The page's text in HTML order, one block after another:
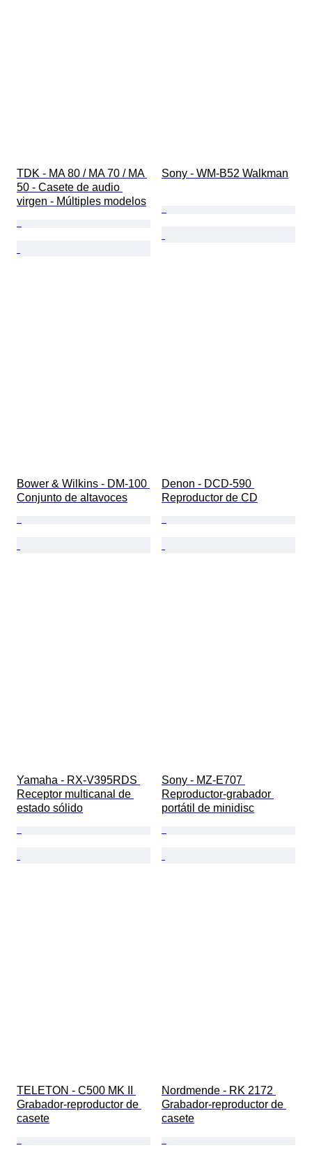
TDK - MA 80 / MA 70 / MA
50 - Casete de audio
virgen - Múltiples modelos
Sony - WM-B52 Walkman
Bower & Wilkins - DM-100
Conjunto de altavoces
Denon - DCD-590
Reproductor de CD
Yamaha - RX-V395RDS
Receptor multicanal de
estado sólido
Sony - MZ-E707
Reproductor-grabador
portátil de minidisc
TELETON - C500 MK II
Grabador-reproductor de
casete
Nordmende - RK 2172
Grabador-reproductor de
casete